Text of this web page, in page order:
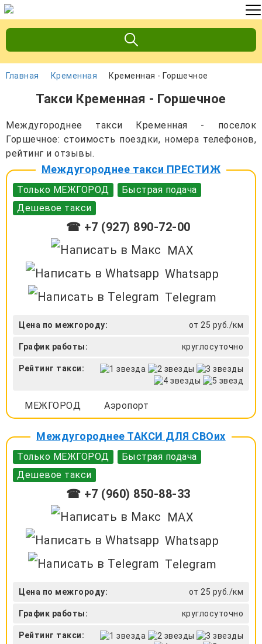
Главная Кременная Кременная - Горшечное
Такси Кременная - Горшечное
Междугороднее такси Кременная - поселок
Горшечное: стоимость поездки, номера телефонов,
рейтинг и отзывы.
Междугороднее такси ПРЕСТИЖ
Только МЕЖГОРОД
Быстрая подача
Дешевое такси
☎ +7 (927) 890-72-00
MAX
Whatsapp
Telegram
Цена по межгороду: от 25 руб./км
График работы: круглосуточно
Рейтинг такси:
МЕЖГОРОД Аэропорт
Междугороднее ТАКСИ ДЛЯ СВОих
Только МЕЖГОРОД
Быстрая подача
Дешевое такси
☎ +7 (960) 850-88-33
MAX
Whatsapp
Telegram
Цена по межгороду: от 25 руб./км
График работы: круглосуточно
Рейтинг такси: